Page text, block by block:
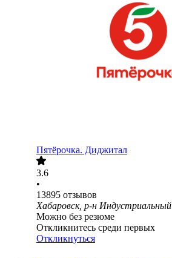
Пятёрочка. Диджитал
3.6
•
13895 отзывов
Хабаровск, р-н Индустриальный
Можно без резюме
Откликнитесь среди первых
Откликнуться